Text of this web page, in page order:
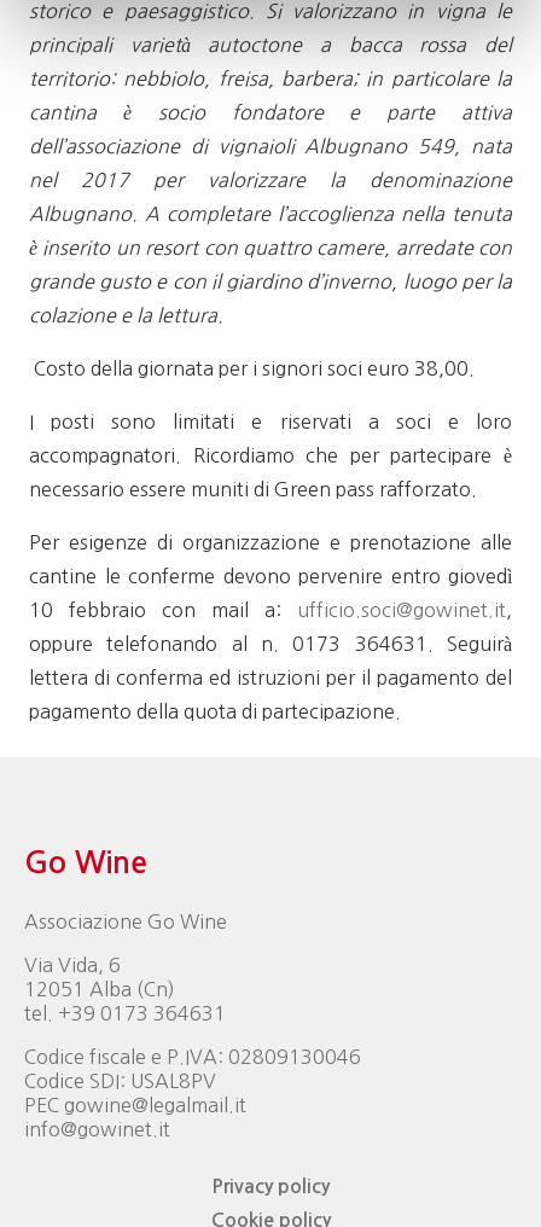
storico e paesaggistico. Si valorizzano in vigna le
principali varietà autoctone a bacca rossa del
territorio: nebbiolo, freisa, barbera; in particolare la
cantina è socio fondatore e parte attiva
dell’associazione di vignaioli Albugnano 549, nata
nel 2017 per valorizzare la denominazione
Albugnano. A completare l’accoglienza nella tenuta
è inserito un resort con quattro camere, arredate con
grande gusto e con il giardino d’inverno, luogo per la
colazione e la lettura.
Costo della giornata per i signori soci euro 38,00.
I posti sono limitati e riservati a soci e loro
accompagnatori. Ricordiamo che per partecipare è
necessario essere muniti di Green pass rafforzato.
Per esigenze di organizzazione e prenotazione alle
cantine le conferme devono pervenire entro giovedì
10 febbraio con mail a: ufficio.soci@gowinet.it
oppure telefonando al n. 0173 364631. Seguirà
lettera di conferma ed istruzioni per il pagamento del
pagamento della quota di partecipazione.
Go Wine
Associazione Go Wine
Via Vida, 6
12051 Alba (Cn)
tel. +39 0173 364631
Codice fiscale e P.IVA: 02809130046
Codice SDI: USAL8PV
PEC gowine@legalmail.it
info@gowinet.it
Privacy policy
Cookie policy